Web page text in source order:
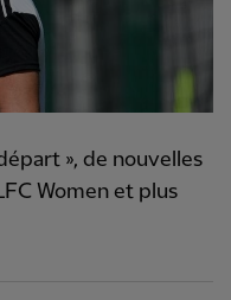
», de nouvelles
Women et plus